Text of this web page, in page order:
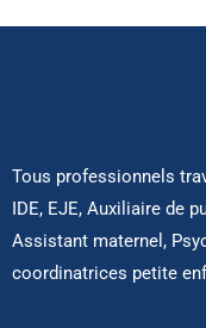
Tous professionnels
IDE, EJE, Auxiliaire de
Assistant maternel,
coordinatrices petite